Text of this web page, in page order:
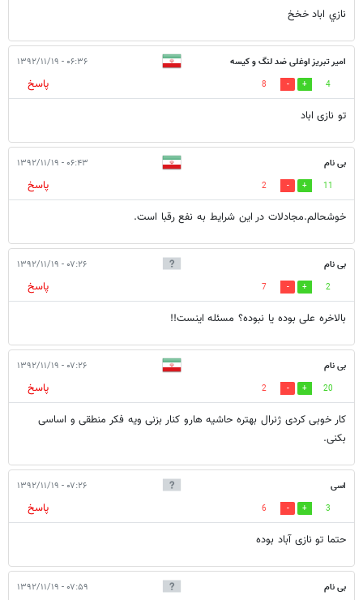
نازي اباد خخخ
امیر تبریز اوغلی ضد لنگ و کیسه ۰۶:۳۶ - ۱۳۹۲/۱۱/۱۹
4
8
پاسخ
تو نازی اباد
بی نام ۰۶:۴۳ - ۱۳۹۲/۱۱/۱۹
11
2
پاسخ
خوشحالم.مجادلات در این شرایط به نفع رقبا است.
بی نام ۰۷:۲۶ - ۱۳۹۲/۱۱/۱۹
2
7
پاسخ
بالاخره علی بوده یا نبوده؟ مسئله اینست!!
بی نام ۰۷:۲۶ - ۱۳۹۲/۱۱/۱۹
20
2
پاسخ
کار خوبی کردی ژنرال بهتره حاشیه هارو کنار بزنی ویه فکر منطقی و اساسی
بکنی.
اسی ۰۷:۲۶ - ۱۳۹۲/۱۱/۱۹
3
6
پاسخ
حتما تو نازی آباد بوده
بی نام ۰۷:۵۹ - ۱۳۹۲/۱۱/۱۹